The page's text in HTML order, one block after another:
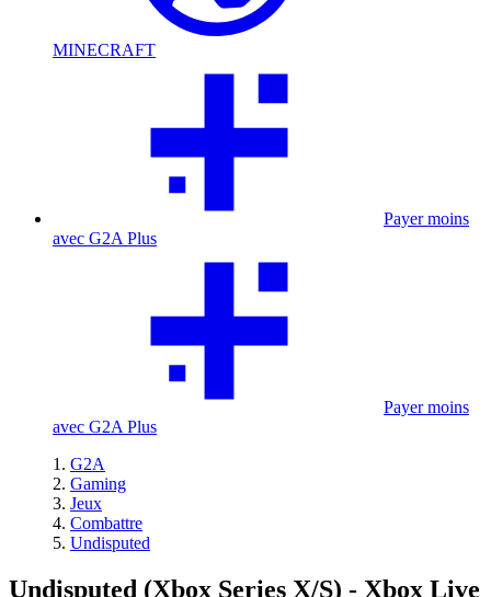
MINECRAFT
Payer moins
avec G2A Plus
Payer moins
avec G2A Plus
G2A
Gaming
Jeux
Combattre
Undisputed
Undisputed (Xbox Series X/S) - Xbox Live